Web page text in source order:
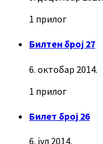
1 прилог
Билтен број 27
6. октобар 2014.
1 прилог
Билет број 26
6. јул 2014.